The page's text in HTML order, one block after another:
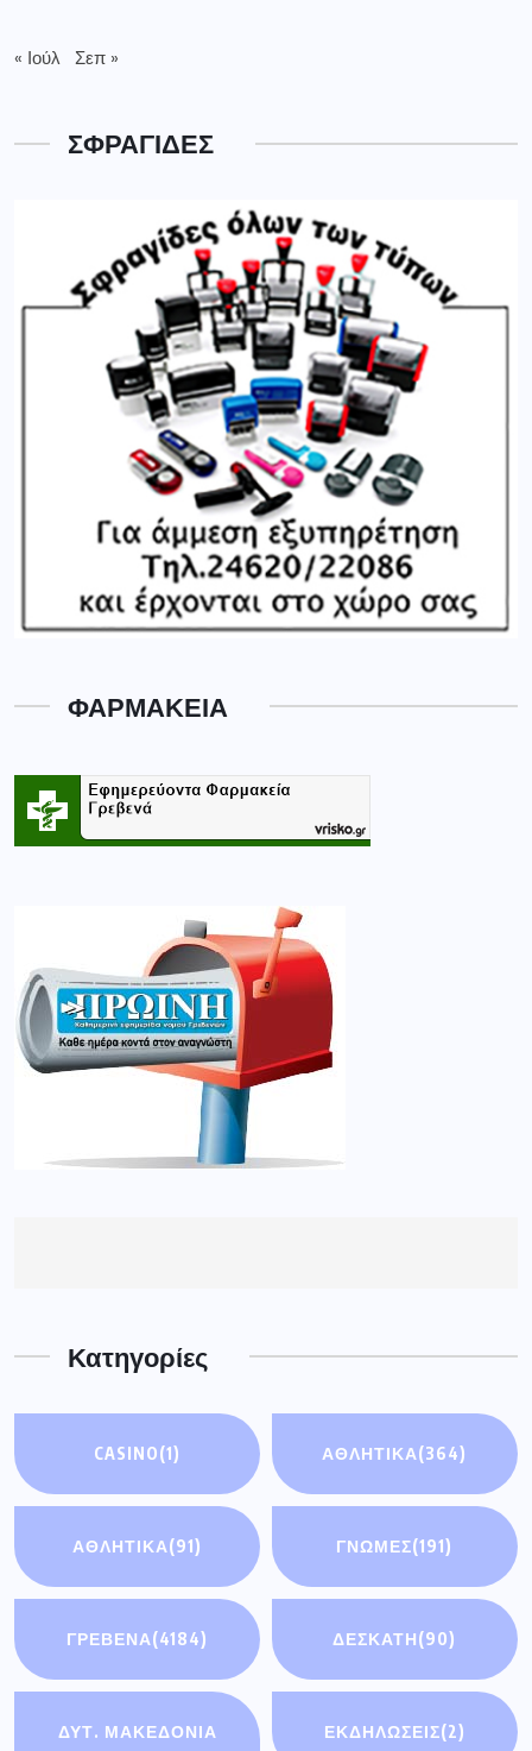
« Ιούλ Σεπ »
ΣΦΡΑΓΙΔΕΣ
ΦΑΡΜΑΚΕΙΑ
Κατηγορίες
CASINO(1) ΑΘΛΗΤΙΚΑ(364)
ΑΘΛΗΤΙΚΆ(91) ΓΝΩΜΕΣ(191)
ΓΡΕΒΕΝΑ(4184) ΔΕΣΚΑΤΗ(90)
ΔΥΤ. ΜΑΚΕΔΟΝΙΑ
ΕΚΔΗΛΩΣΕΙΣ(2)